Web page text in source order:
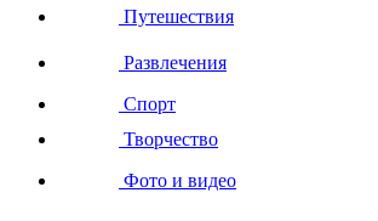
Путешествия
Развлечения
Спорт
Творчество
Фото и видео